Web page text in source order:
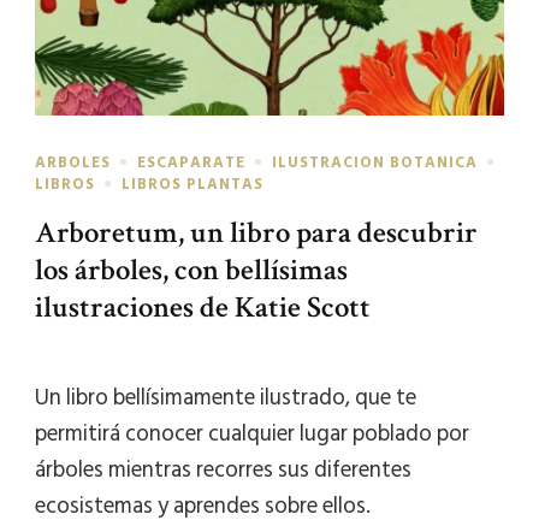
ARBOLES ESCAPARATE
ILUSTRACION BOTANICA
LIBROS
LIBROS PLANTAS
Arboretum, un libro para descubrir
los árboles, con bellísimas
ilustraciones de Katie Scott
Un libro bellísimamente ilustrado, que te
permitirá conocer cualquier lugar poblado por
árboles mientras recorres sus diferentes
ecosistemas y aprendes sobre ellos.